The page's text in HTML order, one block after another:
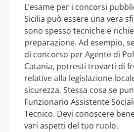
L’esame per i concorsi
Sicilia può essere una vera
sono spesso tecniche e
preparazione. Ad esempio,
di concorso per Agente di
Catania, potresti trovarti di
relative alla legislazione
sicurezza. Stessa cosa se
Funzionario Assistente
Tecnico. Devi conoscere
vari aspetti del tuo ruolo.